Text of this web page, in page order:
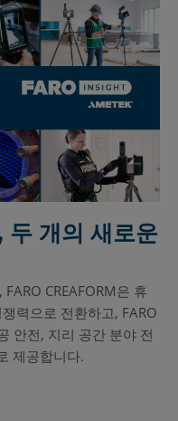
개의 새로운
CREAFORM은 휴
력으로 전환하고, FARO
안전, 지리 공간 분야 전
제공합니다.